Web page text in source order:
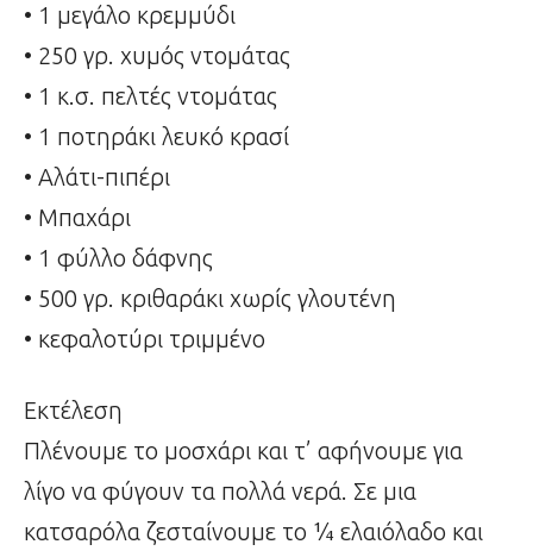
• 1 μεγάλο κρεμμύδι
• 250 γρ. χυμός ντομάτας
• 1 κ.σ. πελτές ντομάτας
• 1 ποτηράκι λευκό κρασί
• Αλάτι-πιπέρι
• Μπαχάρι
• 1 φύλλο δάφνης
• 500 γρ. κριθαράκι χωρίς γλουτένη
• κεφαλοτύρι τριμμένο
Εκτέλεση
Πλένουμε το μοσχάρι και τ’ αφήνουμε για
λίγο να φύγουν τα πολλά νερά. Σε μια
κατσαρόλα ζεσταίνουμε το ¼ ελαιόλαδο και